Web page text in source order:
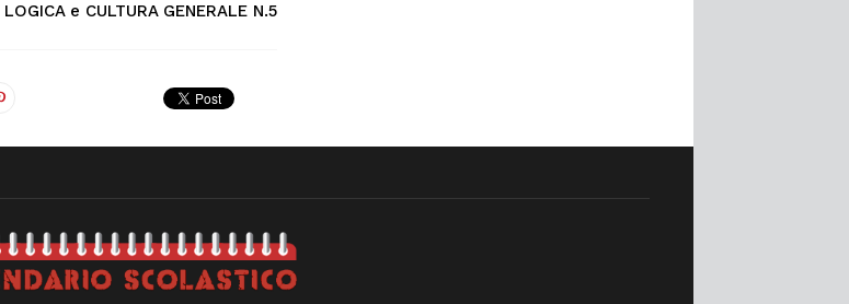
LOGICA e CULTURA GENERALE N.5